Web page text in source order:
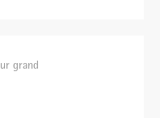
grand